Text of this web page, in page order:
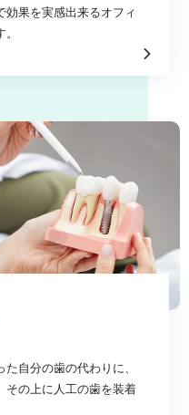
効果を実感出来るオフィ
自分の歯の代わりに、
その上に人工の歯を装着